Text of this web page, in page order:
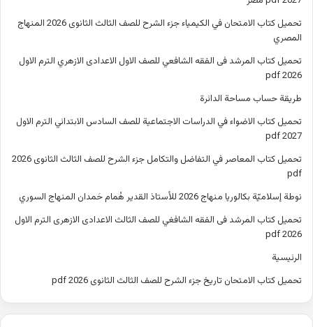
تحميل كتاب الامتحان في الكيمياء جزء الشرح للصف الثالث الثانوى 2026 المنهاج
المصري
تحميل كتاب المرشد فى الفقه الشافعي للصف الاول الاعدادى الازهري الترم الاول
2026 pdf
طريقة حساب مساحة الدائرة
تحميل كتاب الاضواء في الدراسات الاجتماعية للصف السادس الابتدائي الترم الاول
2027 pdf
تحميل كتاب المعاصر في التفاضل والتكامل جزء الشرح للصف الثالث الثانوى 2026
pdf
نوطة إسلاميّة بكالوريا منهاج 2026 للأستاذ القدير هُمام حَمدان المنهاج السوري
تحميل كتاب المرشد فى الفقه الشافغي للصف الثالث الاعدادى الازهرى الترم الاول
2026 pdf
الرئيسية
تحميل كتاب الامتحان تاريخ جزء الشرح للصف الثالث الثانوى 2026 pdf